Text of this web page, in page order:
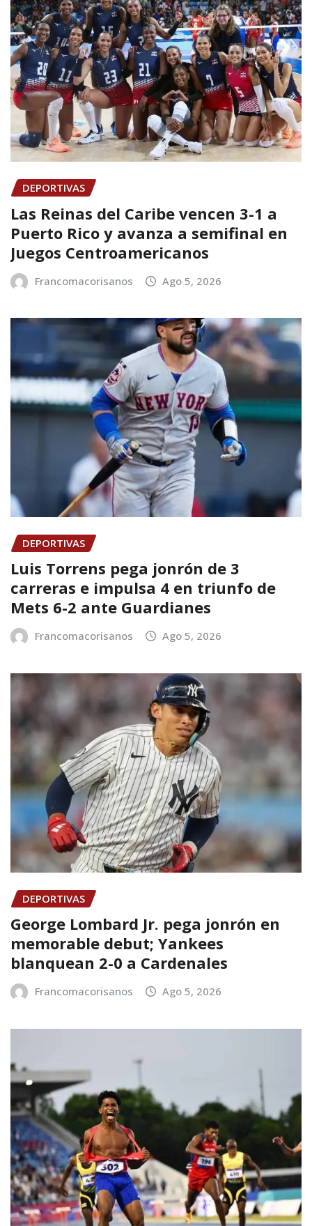
DEPORTIVAS
Las Reinas del Caribe vencen 3-1 a
Puerto Rico y avanza a semifinal en
Juegos Centroamericanos
Francomacorisanos Ago 5, 2026
DEPORTIVAS
Luis Torrens pega jonrón de 3
carreras e impulsa 4 en triunfo de
Mets 6-2 ante Guardianes
Francomacorisanos Ago 5, 2026
DEPORTIVAS
George Lombard Jr. pega jonrón en
memorable debut; Yankees
blanquean 2-0 a Cardenales
Francomacorisanos Ago 5, 2026